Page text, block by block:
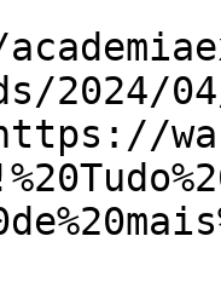
2024/